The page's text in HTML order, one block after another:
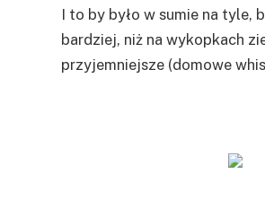
I to by było w sumie na tyle,
bardziej, niż na wykopkach
przyjemniejsze (domowe